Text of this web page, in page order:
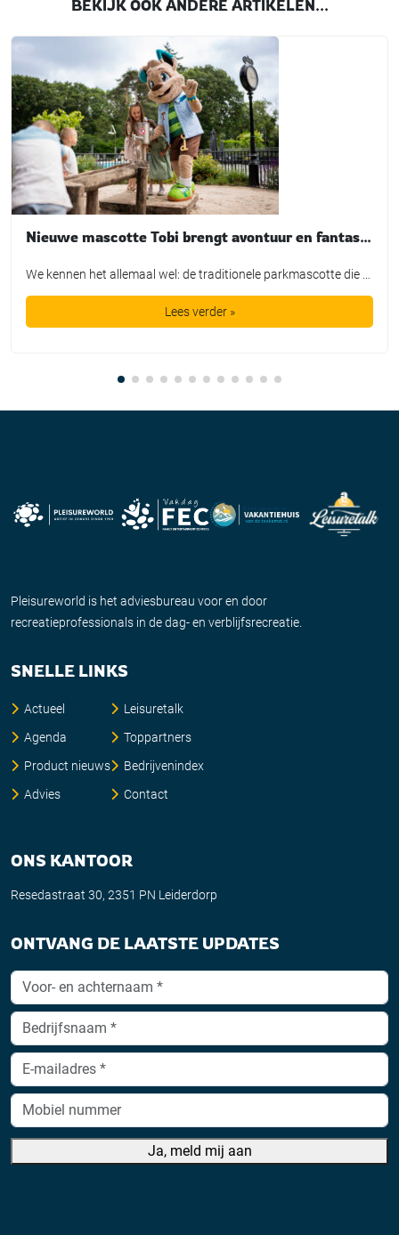
BEKIJK OOK ANDERE ARTIKELEN...
Nieuwe mascotte Tobi brengt avontuur en fantasie tot leven bij TopParken
Lees verder »
Pleisureworld is het adviesbureau voor en door
recreatieprofessionals in de dag- en verblijfsrecreatie.
SNELLE LINKS
Actueel
Agenda
Product nieuws
Advies
Leisuretalk
Toppartners
Bedrijvenindex
Contact
ONS KANTOOR
Resedastraat 30, 2351 PN Leiderdorp
ONTVANG DE LAATSTE UPDATES
Ja, meld mij aan